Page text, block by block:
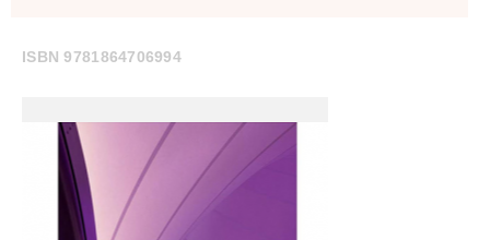
ISBN 9781864706994